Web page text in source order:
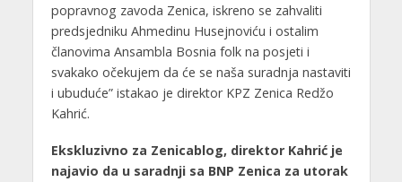
popravnog zavoda Zenica, iskreno se zahvaliti
predsjedniku Ahmedinu Husejnoviću i ostalim
članovima Ansambla Bosnia folk na posjeti i
svakako očekujem da će se naša suradnja nastaviti
i ubuduće” istakao je direktor KPZ Zenica Redžo
Kahrić.
Ekskluzivno za Zenicablog, direktor Kahrić je
najavio da u saradnji sa BNP Zenica za utorak